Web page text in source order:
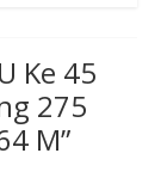
Ke 45
275
M”